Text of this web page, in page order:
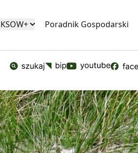
Poradnik Gospodarski